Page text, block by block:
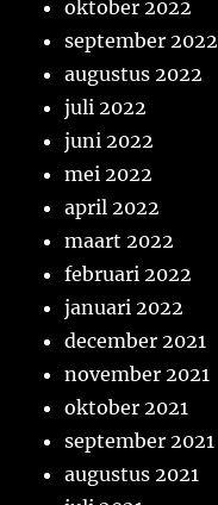
oktober 2022
september 2022
augustus 2022
juli 2022
juni 2022
mei 2022
april 2022
maart 2022
februari 2022
januari 2022
december 2021
november 2021
oktober 2021
september 2021
augustus 2021